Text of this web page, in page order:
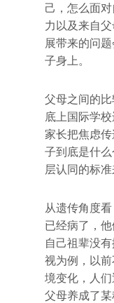
己，怎么面
力以及来自
展带来的问
子身上。
父母之间的
底上国际学
家长把焦虑
子到底是什
层认同的标准
从遗传角度
已经病了，
自己祖辈没
视为例，以
境变化，人
父母养成了